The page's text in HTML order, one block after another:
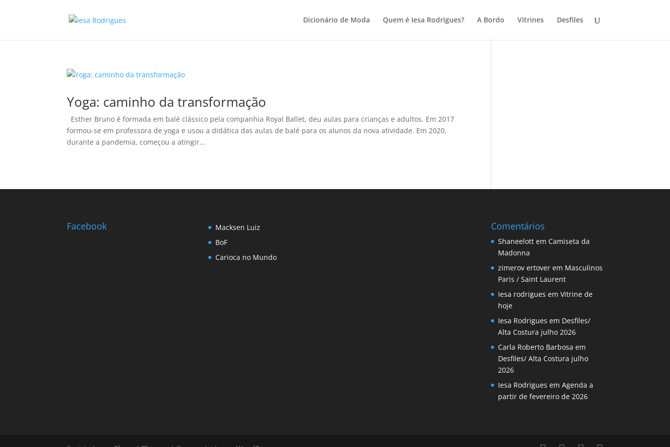
Dicionário de Moda Quem é Iesa Rodrigues? A Bordo Vitrines Desfiles
Yoga: caminho da transformação
Esther Bruno é formada em balé clássico pela companhia Royal Ballet, deu aulas para crianças e adultos. Em 2017
formou-se em professora de yoga e usou a didática das aulas de balé para os alunos da nova atividade. Em 2020,
durante a pandemia, começou a atingir...
Facebook
Macksen Luiz
BoF
Carioca no Mundo
Comentários
Shaneelott em Camiseta da
Madonna
zimerov ertover em Masculinos
Paris / Saint Laurent
Iesa rodrigues emVitrine de
hoje
Iesa Rodrigues em Desfiles/
Alta Costura julho 2026
Carla Roberto Barbosa em
Desfiles/ Alta Costura julho
2026
Iesa Rodrigues emAgenda a
partir de fevereiro de 2026